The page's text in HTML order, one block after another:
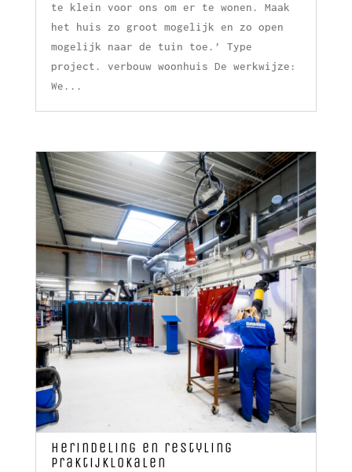
te klein voor ons om er te wonen. Maak
het huis zo groot mogelijk en zo open
mogelijk naar de tuin toe.’ Type
project. verbouw woonhuis De werkwijze:
We...
Herindeling en restyling
praktijklokalen